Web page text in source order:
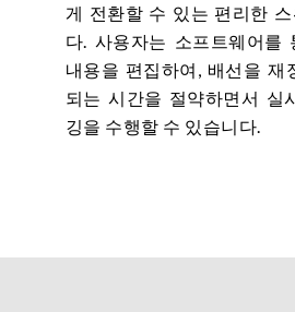
게 전환할 수 있는 편리한
다. 사용자는 소프트웨어를
내용을 편집하여, 배선을 재
되는 시간을 절약하면서 실
깅을 수행할 수 있습니다.